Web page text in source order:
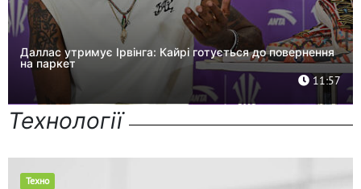
Даллас утримує Ірвінга: Кайрі готується до повернення
на паркет
11:57
Технології
Техно